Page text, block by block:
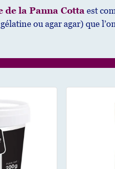
de la Panna Cottaest
ou agar agar) que